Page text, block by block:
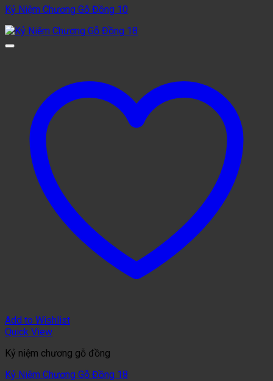
Kỷ Niệm Chương Gỗ Đồng 10
Add to Wishlist
Quick View
Kỷ niệm chương gỗ đồng
Kỷ Niệm Chương Gỗ Đồng 18